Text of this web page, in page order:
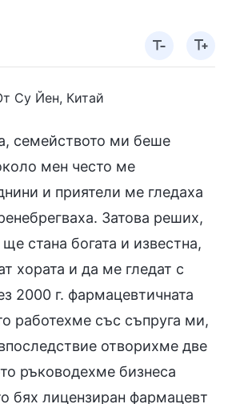
Су Йен, Китай
семейството ми беше
мен често ме
и приятели ме гледаха
Затова реших,
стана богата и известна,
хората и да ме гледат с
2000 г. фармацевтичната
работехме със съпруга ми,
отворихме две
ръководехме бизнеса
бях лицензиран фармацевт